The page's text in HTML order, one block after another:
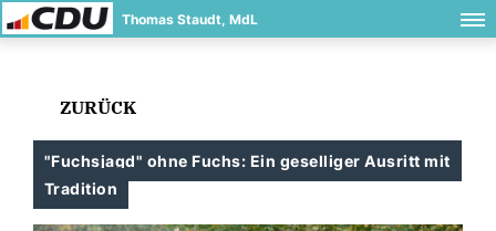
Thomas Staudt, MdL
ZURÜCK
"Fuchsjagd" ohne Fuchs: Ein geselliger Ausritt mit
Tradition